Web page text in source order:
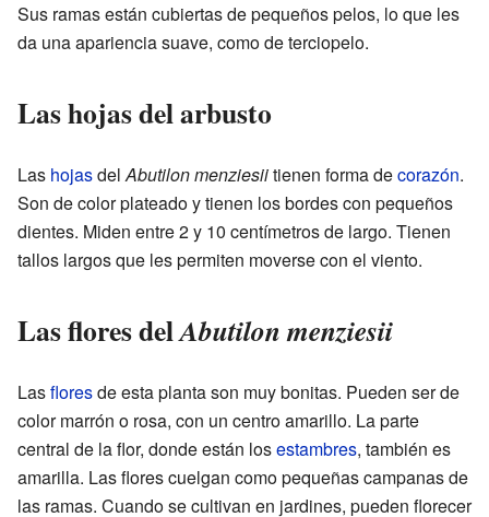
Sus ramas están cubiertas de pequeños pelos, lo que les
da una apariencia suave, como de terciopelo.
Las hojas del arbusto
Las hojasdelAbutilon menziesiitienen forma decorazón.
Son de color plateado y tienen los bordes con pequeños
dientes. Miden entre 2 y 10 centímetros de largo. Tienen
tallos largos que les permiten moverse con el viento.
Las flores delAbutilon menziesii
Lasfloresde esta planta son muy bonitas. Pueden ser de
color marrón o rosa, con un centro amarillo. La parte
central de la flor, donde están losestambres, también es
amarilla. Las flores cuelgan como pequeñas campanas de
las ramas. Cuando se cultivan en jardines, pueden florecer